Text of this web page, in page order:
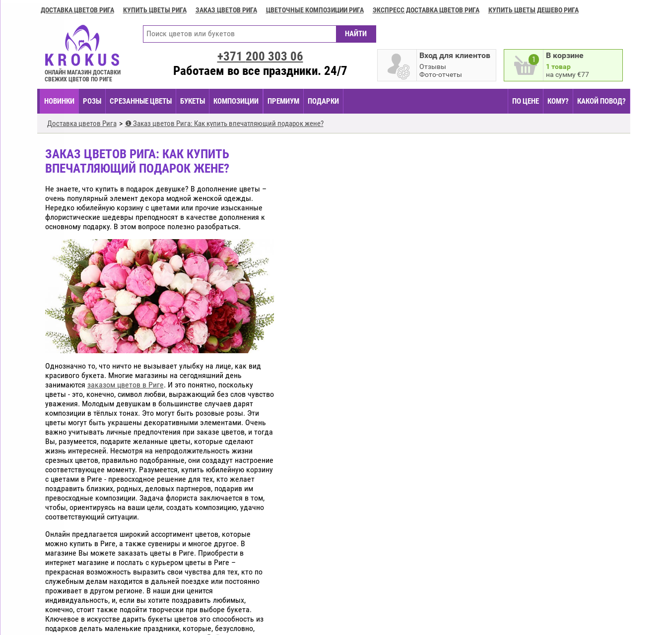
Доставка
Цветочные
ДОСТАВКА ЦВЕТОВ РИГА КУПИТЬ ЦВЕТЫ РИГА ЗАКАЗ ЦВЕТОВ РИГА ЦВЕТОЧНЫЕ КОМПОЗИЦИИ РИГА ЭКСПРЕСС ДОСТАВКА ЦВЕТОВ РИГА КУПИТЬ ЦВЕТЫ ДЕШЕВО РИГА
ОНЛАЙН МАГАЗИН ДОСТАВКИ
СВЕЖИХ ЦВЕТОВ ПО РИГЕ
1 В корзине
1 товар
на сумму €77
Вход для клиентов
Отзывы
Фото-отчеты
+371 200 303 06
Работаем во все праздники. 24/7
НОВИНКИ РОЗЫ СРЕЗАННЫЕ ЦВЕТЫ БУКЕТЫ КОМПОЗИЦИИ ПРЕМИУМ ПОДАРКИ ПО ЦЕНЕ КОМУ? КАКОЙ ПОВОД?
Доставка цветов Рига ❶ Заказ цветов Рига: Как купить впечатляющий подарок жене?
ЗАКАЗ ЦВЕТОВ РИГА: КАК КУПИТЬ
ВПЕЧАТЛЯЮЩИЙ ПОДАРОК ЖЕНЕ?
Не знаете, что купить в подарок девушке? В дополнение цветы –
очень популярный элемент декора модной женской одежды.
Нередко юбилейную корзину с цветами или прочие изысканные
флористические шедевры преподносят в качестве дополнения к
основному подарку. В этом вопросе полезно разобраться.
Однозначно то, что ничто не вызывает улыбку на лице, как вид
красивого букета. Многие магазины на сегодняшний день
занимаются заказом цветов в Риге. И это понятно, поскольку
цветы - это, конечно, символ любви, выражающий без слов чувство
уважения. Молодым девушкам в большинстве случаев дарят
композиции в тёплых тонах. Это могут быть розовые розы. Эти
цветы могут быть украшены декоративными элементами. Очень
важно учитывать личные предпочтения при заказе цветов, и тогда
Вы, разумеется, подарите желанные цветы, которые сделают
жизнь интересней. Несмотря на непродолжительность жизни
срезных цветов, правильно подобранные, они создадут настроение
соответствующее моменту. Разумеется, купить юбилейную корзину
с цветами в Риге - превосходное решение для тех, кто желает
поздравить близких, родных, деловых партнеров, подарив им
превосходные композиции. Задача флориста заключается в том,
чтобы, ориентируясь на ваши цели, создать композицию, удачно
соответствующий ситуации.
Онлайн предлагается широкий ассортимент цветов, которые
можно купить в Риге, а также сувениры и многое другое. В
магазине Вы можете заказать цветы в Риге. Приобрести в
интернет магазине и послать с курьером цветы в Риге –
прекрасная возможность выразить свои чувства для тех, кто по
служебным делам находится в дальней поездке или постоянно
проживает в другом регионе. В наши дни ценится
индивидуальность, и, если вы хотите поздравить любимых,
конечно, стоит также подойти творчески при выборе букета.
Ключевое в искусстве дарить букеты цветов это способность из
подарков делать маленькие праздники, которые, безусловно,